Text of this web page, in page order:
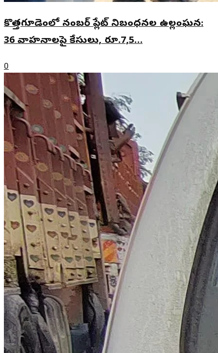
కొత్తగూడెంలో నంబర్ ప్లేట్ నిబంధనల ఉల్లంఘన:
36 వాహనాలపై కేసులు, రూ.7,5…
0